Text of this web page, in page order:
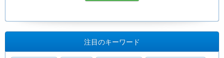
注目のキーワード